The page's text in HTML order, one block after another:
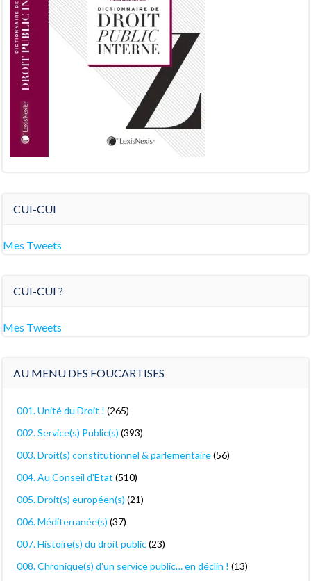
CUI-CUI
Mes Tweets
CUI-CUI ?
Mes Tweets
AU MENU DES FOUCARTISES
001. Unité du Droit ! (265)
002. Service(s) Public(s) (393)
003. Droit(s) constitutionnel & parlementaire(56)
004. Au Conseil d'Etat (510)
005. Droit(s) européen(s) (21)
006. Méditerranée(s) (37)
007. Histoire(s) du droit public(23)
008. Chronique(s) d'un service public… en déclin ! (13)